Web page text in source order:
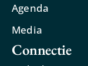
Agenda
Media
Connectie